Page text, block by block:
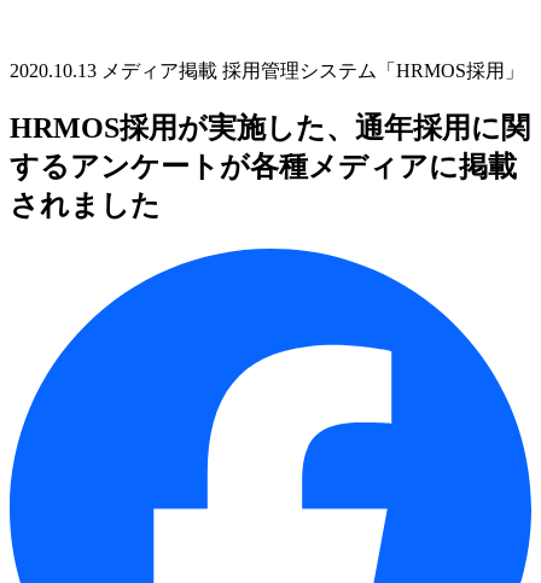
2020.10.13 メディア掲載 採用管理システム「HRMOS採用」
HRMOS採用が実施した、通年採用に関
するアンケートが各種メディアに掲載
されました